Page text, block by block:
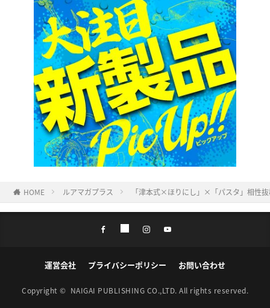
HOME ルアマガプラス 「津本式×ほりにし」×「パスタ」相性
運営会社 プライバシーポリシー お問い合わせ
Copyright © NAIGAI PUBLISHING CO.,LTD. All rights reserved.